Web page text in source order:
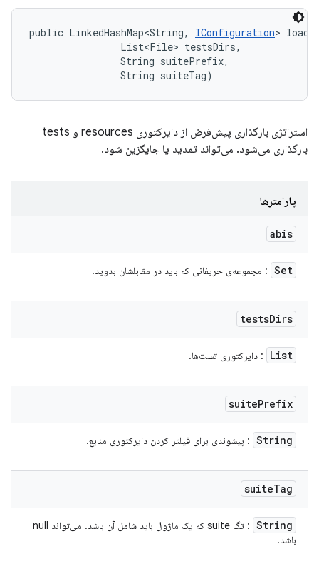
public LinkedHashMap<String, IConfiguration>
                List<File> testsDirs,
                String suitePrefix,
                String suiteTag)
استراتژی بارگذاری پیش‌فرض از دایرکتوری resources و tests
بارگذاری می‌شود. می‌تواند تمدید یا جایگزین شود.
پارامترها
abis
Set : مجموعه‌ی حریفانی که باید در مقابلشان بدوید.
testsDirs
List : دایرکتوری تست‌ها.
suitePrefix
String : پیشوندی برای فیلتر کردن دایرکتوری منابع.
suiteTag
String
: تگ suite که یک ماژول باید شامل آن باشد. می‌تواند null
باشد.